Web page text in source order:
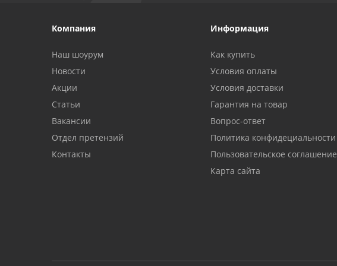
Компания
Наш шоурум
Новости
Акции
Статьи
Вакансии
Отдел претензий
Контакты
Информация
Как купить
Условия оплаты
Условия доставки
Гарантия на товар
Вопрос-ответ
Политика конфидециальности
Пользовательское соглашение
Карта сайта